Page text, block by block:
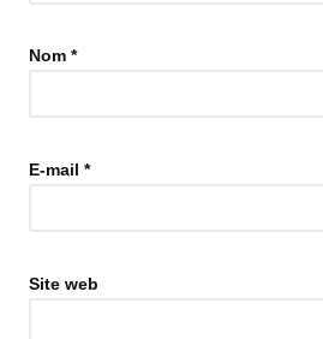
Nom *
E-mail *
Site web